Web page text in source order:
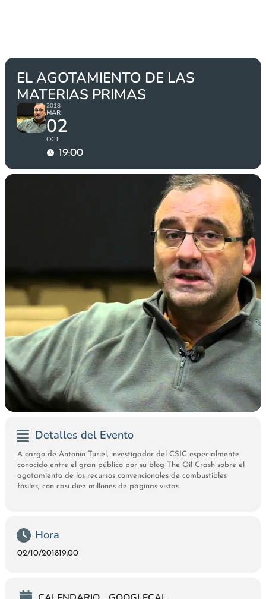
EL AGOTAMIENTO DE LAS
MATERIAS PRIMAS
2018
MAR
02
OCT
19:00
Detalles del Evento
A cargo de Antonio Turiel, investigador del CSIC especialmente
conocido entre el gran público por su blog The Oil Crash sobre el
agotamiento de los recursos convencionales de combustibles
fósiles, con casi diez millones de páginas vistas.
Hora
02/10/201819:00